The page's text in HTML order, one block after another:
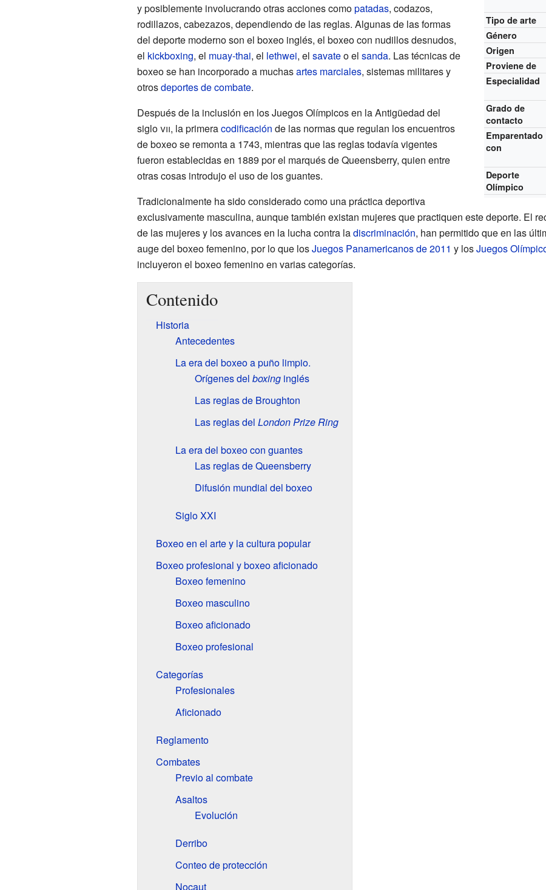
Tipo de arte
Género
Origen
Proviene de
Especialidad
Grado de
contacto
Emparentado
con
Deporte
Olímpico
y posiblemente involucrando otras acciones comopatadas, codazos,
rodillazos, cabezazos, dependiendo de las reglas. Algunas de las formas
del deporte moderno son el boxeo inglés, el boxeo con nudillos desnudos,
el kickboxing, el muay-thai, el lethwei, el savateo el sanda. Las técnicas de
boxeo se han incorporado a muchasartes marciales, sistemas militares y
otrosdeportes de combate.
Después de la inclusión en los Juegos Olímpicos en la Antigüedad del
siglovii, la primeracodificación de las normas que regulan los encuentros
de boxeo se remonta a 1743, mientras que las reglas todavía vigentes
fueron establecidas en 1889 por el marqués de Queensberry, quien entre
otras cosas introdujo el uso de los guantes.
Tradicionalmente ha sido considerado como una práctica deportiva
exclusivamente masculina, aunque también existan mujeres que practiquen este deporte. El
de las mujeres y los avances en la lucha contra ladiscriminación, han permitido que en las
auge del boxeo femenino, por lo que losJuegos Panamericanos de 2011 y losJuegos
incluyeron el boxeo femenino en varias categorías.
Contenido
Historia
Antecedentes
La era del boxeo a puño limpio.
Orígenes del boxinginglés
Las reglas de Broughton
Las reglas del London Prize Ring
La era del boxeo con guantes
Las reglas de Queensberry
Difusión mundial del boxeo
SigloXXI
Boxeo en el arte y la cultura popular
Boxeo profesional y boxeo aficionado
Boxeo femenino
Boxeo masculino
Boxeo aficionado
Boxeo profesional
Categorías
Profesionales
Aficionado
Reglamento
Combates
Previo al combate
Asaltos
Evolución
Derribo
Conteo de protección
Nocaut